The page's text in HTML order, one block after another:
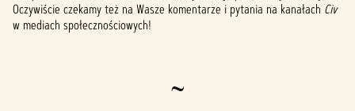
Oczywiście czekamy też na Wasze komentarze i pytania na kanałach Civ
w mediach społecznościowych!
~